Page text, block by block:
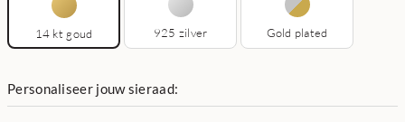
14 kt goud 925 zilver Gold plated
Personaliseer jouw sieraad: